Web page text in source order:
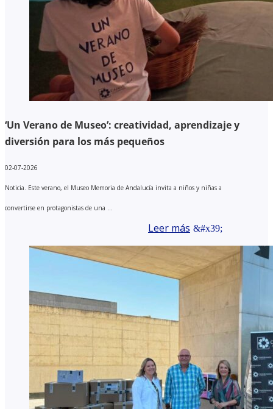
‘Un Verano de Museo’: creatividad, aprendizaje y
diversión para los más pequeños
02-07-2026
Noticia. Este verano, el Museo Memoria de Andalucía invita a niños y niñas a
convertirse en protagonistas de una ...
Leer más